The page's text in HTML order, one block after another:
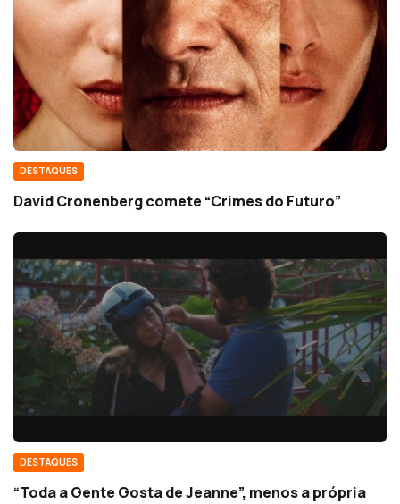
DESTAQUES
David Cronenberg comete “Crimes do Futuro”
DESTAQUES
“Toda a Gente Gosta de Jeanne”, menos a própria